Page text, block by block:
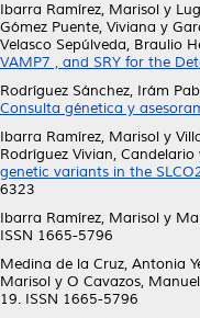
Ibarra Ramírez, Marisol y
Gómez Puente, Viviana y
Velasco Sepúlveda, Braulio
VAMP7 , and SRY for the
Rodríguez Sánchez, Irám
Consulta génetica y
Ibarra Ramírez, Marisol y
Rodríguez Vivian, Candelario
genetic variants in the
6323
Ibarra Ramírez, Marisol y
ISSN 1665-5796
Medina de la Cruz, Antonia
Marisol y O Cavazos,
19. ISSN 1665-5796